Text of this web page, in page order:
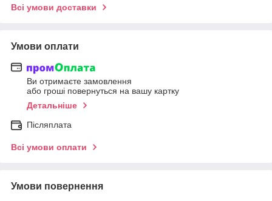
Всі умови доставки
Умови оплати
Ви отримаєте замовлення
або гроші повернуться на вашу картку
Детальніше
Післяплата
Всі умови оплати
Умови повернення